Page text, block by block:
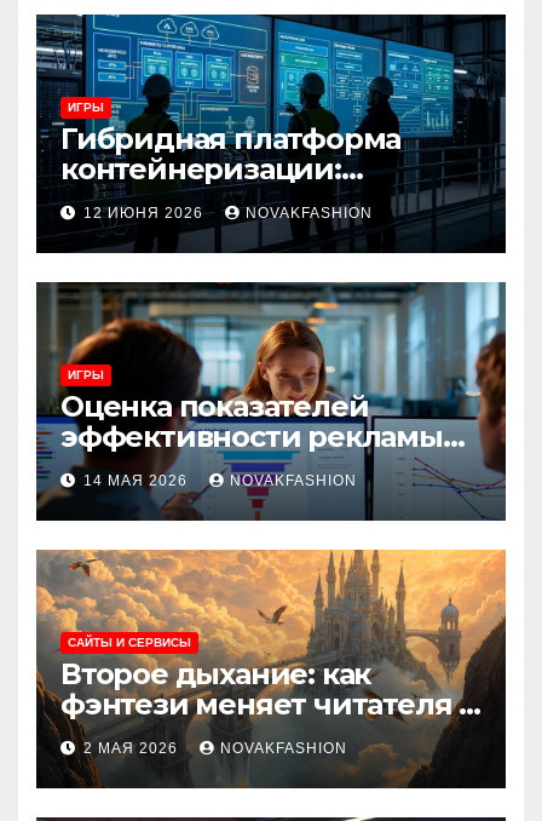
ИГРЫ
Гибридная платформа
контейнеризации:
архитектура, особенности
и сценарии использования
12 ИЮНЯ 2026 NOVAKFASHION
ИГРЫ
Оценка показателей
эффективности рекламы
при атрибуции
множественных точек
касания
14 МАЯ 2026 NOVAKFASHION
САЙТЫ И СЕРВИСЫ
Второе дыхание: как
фэнтези меняет читателя и
культуру
2 МАЯ 2026 NOVAKFASHION